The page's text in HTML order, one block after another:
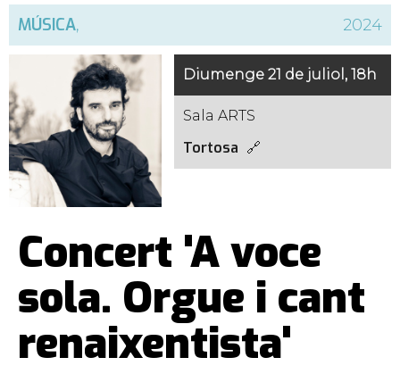
MÚSICA, 2024
Diumenge 21 de juliol, 18h
Sala ARTS
Tortosa
Concert 'A voce
sola. Orgue i cant
renaixentista'